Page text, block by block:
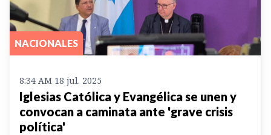
NACIONALES
8:34 AM 18 jul. 2025
Iglesias Católica y Evangélica se unen y
convocan a caminata ante 'grave crisis
política'